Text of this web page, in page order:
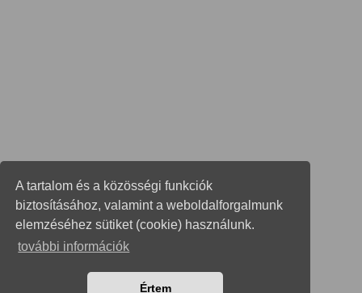
A tartalom és a közösségi funkciók
biztosításához, valamint a weboldalforgalmunk
elemzéséhez sütiket (cookie) használunk.
további információk
Értem